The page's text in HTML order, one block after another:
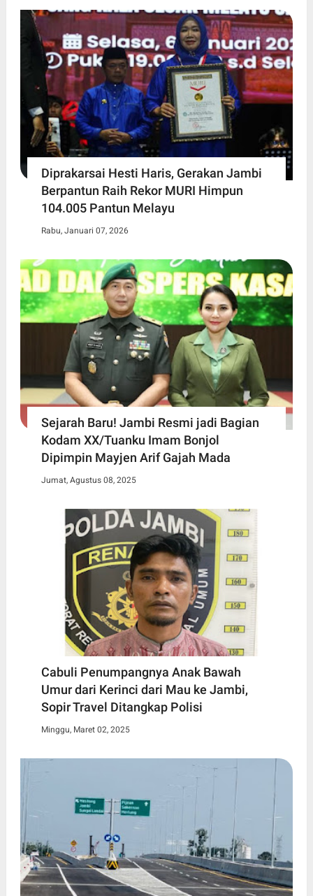
Diprakarsai Hesti Haris, Gerakan Jambi
Berpantun Raih Rekor MURI Himpun
104.005 Pantun Melayu
Rabu, Januari 07, 2026
Sejarah Baru! Jambi Resmi jadi Bagian
Kodam XX/Tuanku Imam Bonjol
Dipimpin Mayjen Arif Gajah Mada
Jumat, Agustus 08, 2025
Cabuli Penumpangnya Anak Bawah
Umur dari Kerinci dari Mau ke Jambi,
Sopir Travel Ditangkap Polisi
Minggu, Maret 02, 2025